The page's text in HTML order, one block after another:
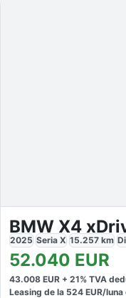
BMW X4
2025 Seria X 15.257 km
52.040 EUR
43.008 EUR + 21% TVA
Leasing de la 524 EUR/luna